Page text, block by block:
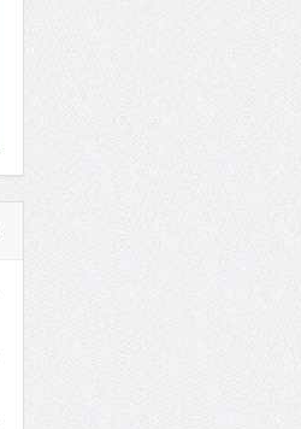
الانتخابات لن تؤثر على برامج
المجلس والشفافية هي أساس
عملنا